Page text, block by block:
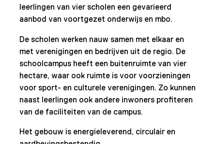
leerlingen van vier scholen een gevarieerd
aanbod van voortgezet onderwijs en mbo.
De scholen werken nauw samen met elkaar en
met verenigingen en bedrijven uit de regio. De
schoolcampus heeft een buitenruimte van vier
hectare, waar ook ruimte is voor voorzieningen
voor sport- en culturele verenigingen. Zo kunnen
naast leerlingen ook andere inwoners profiteren
van de faciliteiten van de campus.
Het gebouw is energieleverend, circulair en